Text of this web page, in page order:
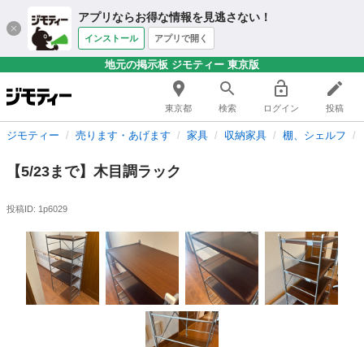
アプリならお得な情報を見逃さない！
インストール アプリで開く
地元の掲示板 ジモティー 東京版
東京都 検索 ログイン 投稿
ジモティー 売ります・あげます 家具 収納家具 棚、シェルフ
【5/23まで】木目調ラック
投稿ID: 1p6029